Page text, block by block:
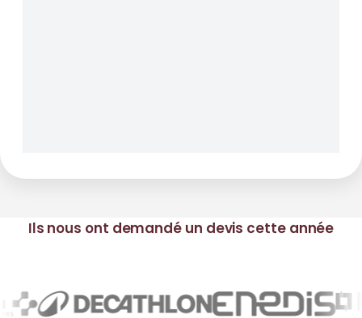
Ils nous ont demandé un devis cette année